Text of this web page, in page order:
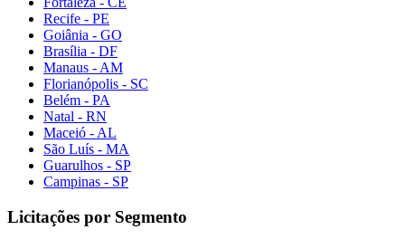
Recife - PE
Goiânia - GO
Brasília - DF
Manaus - AM
Florianópolis - SC
Belém - PA
Natal - RN
Maceió - AL
São Luís - MA
Guarulhos - SP
Campinas - SP
Licitações por Segmento